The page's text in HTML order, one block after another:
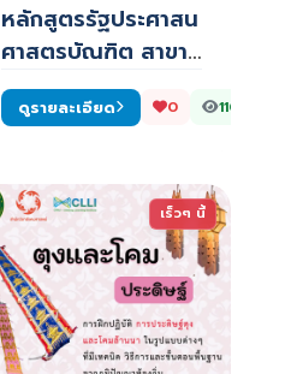
หลักสูตรรัฐประศาสน
ศาสตรบัณฑิต สาขา
วิชารัฐประศาสนศา…
ดูรายละเอียด 0 110
เร็วๆ นี้